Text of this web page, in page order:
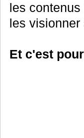
les
les visionner
Et c'est